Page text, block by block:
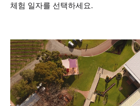
체험 일자를 선택하세요.